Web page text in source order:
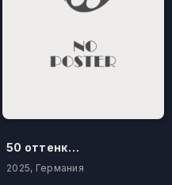
50 оттенков бестселлера
2025, Германия